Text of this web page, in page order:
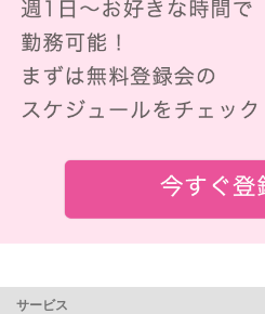
サービス